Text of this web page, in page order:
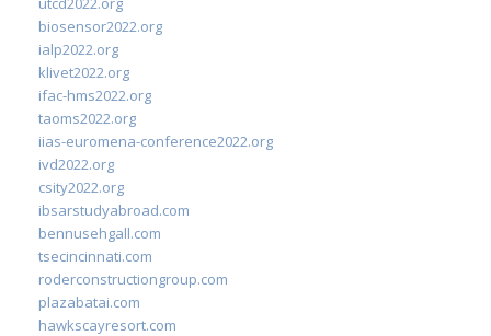
biosensor2022.org
ialp2022.org
klivet2022.org
ifac-hms2022.org
taoms2022.org
iias-euromena-conference2022.org
ivd2022.org
csity2022.org
ibsarstudyabroad.com
bennusehgall.com
tsecincinnati.com
roderconstructiongroup.com
plazabatai.com
hawkscayresort.com